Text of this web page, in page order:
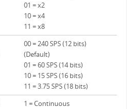
01 = x2
10 = x4
11 = x8
00 = 240 SPS (12 bits)
(Default)
01 = 60 SPS (14 bits)
10 = 15 SPS (16 bits)
11 = 3.75 SPS (18 bits)
1 = Continuous